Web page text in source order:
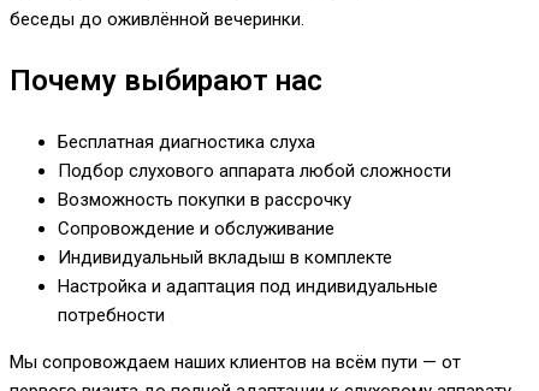
беседы до оживлённой вечеринки.
Почему выбирают нас
Бесплатная диагностика слуха
Подбор слухового аппарата любой сложности
Возможность покупки в рассрочку
Сопровождение и обслуживание
Индивидуальный вкладыш в комплекте
Настройка и адаптация под индивидуальные
потребности
Мы сопровождаем наших клиентов на всём пути — от